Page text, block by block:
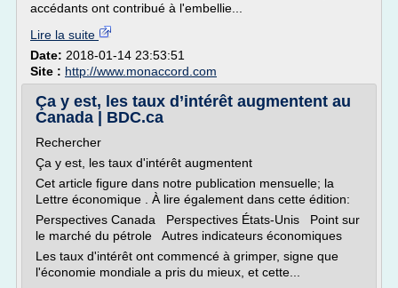
accédants ont contribué à l'embellie...
Lire la suite
Date: 2018-01-14 23:53:51
Site : http://www.monaccord.com
Ça y est, les taux d’intérêt augmentent au
Canada | BDC.ca
Rechercher
Ça y est, les taux d'intérêt augmentent
Cet article figure dans notre publication mensuelle; la
Lettre économique . À lire également dans cette édition:
Perspectives Canada Perspectives États-Unis Point sur
le marché du pétrole Autres indicateurs économiques
Les taux d'intérêt ont commencé à grimper, signe que
l'économie mondiale a pris du mieux, et cette...